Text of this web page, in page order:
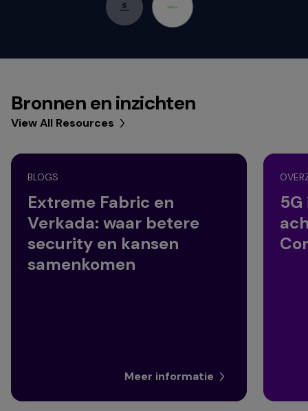
Bronnen en inzichten
View All Resources
BLOGS
Extreme Fabric en
Verkada: waar betere
security en kansen
samenkomen
Meer informatie